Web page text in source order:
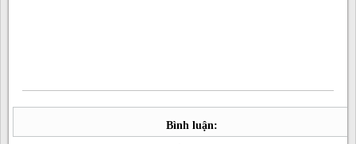
Bình luận: